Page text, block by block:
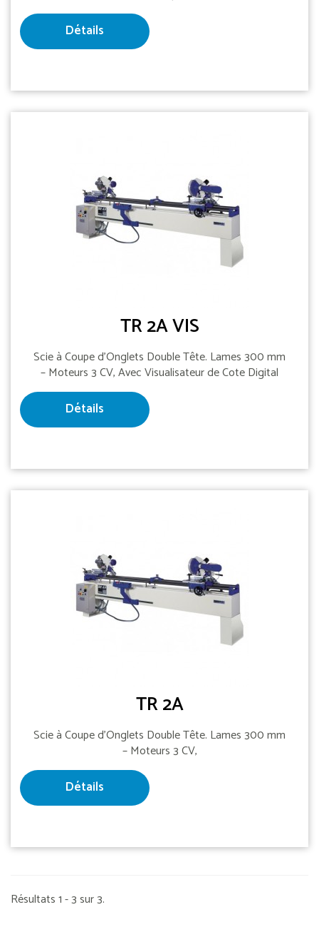
Détails
TR 2A VIS
Scie à Coupe d'Onglets Double Tête. Lames 300 mm
– Moteurs 3 CV, Avec Visualisateur de Cote Digital
Détails
TR 2A
Scie à Coupe d'Onglets Double Tête. Lames 300 mm
– Moteurs 3 CV,
Détails
Résultats 1 - 3 sur 3.